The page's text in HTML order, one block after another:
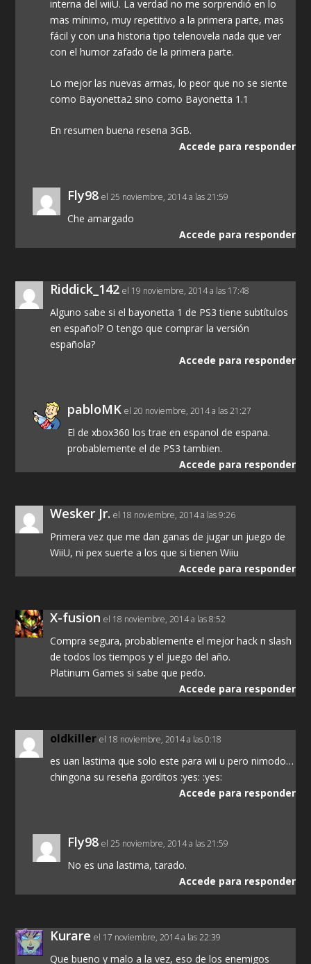
interna del wiiU. La verdad no me sorprendió en lo
mas mínimo, muy repetitivo a la primera parte, mas
fácil y con una historia tipo telenovela nada que ver
con el humor zafado de la primera parte.
Lo mejor las nuevas armas, lo peor que no se siente
como Bayonetta2 sino como Bayonetta 1.1
En resumen buena resena 3GB.
Accede para responder
Fly98 el 25 noviembre, 2014 a las 21:59
Che amargado
Accede para responder
Riddick_142 el 19 noviembre, 2014 a las 17:48
Alguno sabe si el bayonetta 1 de PS3 tiene subtítulos
en español? O tengo que comprar la versión
española?
Accede para responder
pabloMK el 20 noviembre, 2014 a las 21:27
El de xbox360 los trae en espanol de espana.
probablemente el de PS3 tambien.
Accede para responder
Wesker Jr. el 18 noviembre, 2014 a las 9:26
Primera vez que me dan ganas de jugar un juego de
WiiU, ni pex suerte a los que si tienen Wiiu
Accede para responder
X-fusion el 18 noviembre, 2014 a las 8:52
Compra segura, probablemente el mejor hack n slash
de todos los tiempos y el juego del año.
Platinum Games si sabe que pedo.
Accede para responder
oldkiller el 18 noviembre, 2014 a las 0:18
es uan lastima que solo este para wii u pero nimodo…
chingona su reseña gorditos :yes: :yes:
Accede para responder
Fly98 el 25 noviembre, 2014 a las 21:59
No es una lastima, tarado.
Accede para responder
Kurare el 17 noviembre, 2014 a las 22:39
Que bueno y malo a la vez, eso de los enemigos